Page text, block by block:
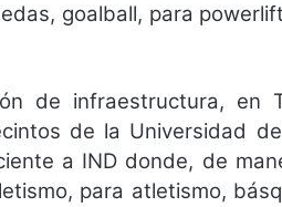
goalball, para
de infraestructura, en
de la Universidad
a IND donde, de
para atletismo,